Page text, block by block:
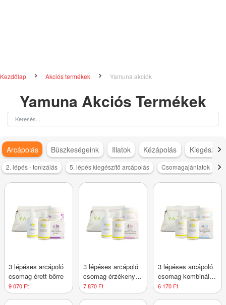
Kezdőlap Akciós termékek Yamuna akciók
Yamuna Akciós Termékek
Arcápolás Büszkeségeink Illatok Kézápolás Kiegészítő
2. lépés - tonizálás 5. lépés kiegészítő arcápolás Csomagajánlatok
3 lépéses arcápoló
csomag érett bőrre
9 070 Ft
3 lépéses arcápoló
csomag érzékeny
bőrre
7 870 Ft
3 lépéses arcápoló
csomag kombinált
bőrre
6 170 Ft